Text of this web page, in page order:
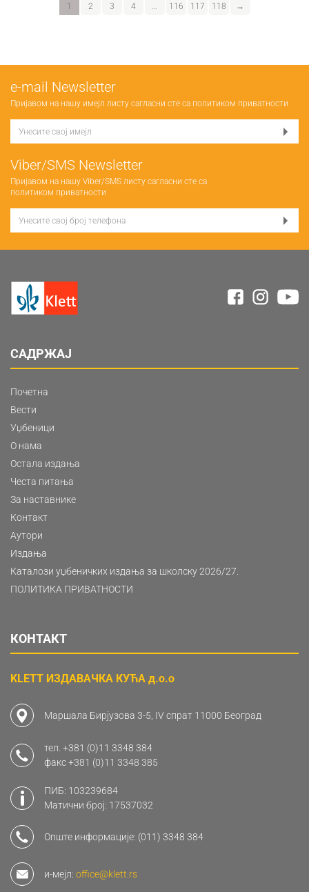
1 2 3 4 116 117 118 →
е-mail Newsletter
Пријавом на нашу имејл листу сагласни сте са политиком приватности
Viber/SMS Newsletter
Пријавом на нашу Viber/SMS листу сагласни сте са
политиком приватности
САДРЖАЈ
Почетна
Вести
Уџбеници
О нама
Остала издања
Честа питања
За наставнике
Контакт
Аутори
Издања
Каталози уџбеничких издања за школску 2026/27.
ПОЛИТИКА ПРИВАТНОСТИ
КОНТАКТ
KLETT ИЗДАВАЧКА КУЋА д.о.о
Маршала Бирјузова 3-5, IV спрат 11000 Београд
тел. +381 (0)11 3348 384
факс+381 (0)11 3348 385
ПИБ: 103239684
Матични број: 17537032
Опште информације: (011) 3348 384
и-мејл: office@klett.rs